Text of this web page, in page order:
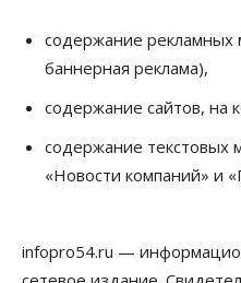
Общество
«За тех, у
настоящая борьба»:
перед зачислением
Власть
Власть Общество
содержание рекламных
баннерная реклама),
содержание сайтов, на
содержание текстовых
«Новости компаний» и
infopro54.ru —